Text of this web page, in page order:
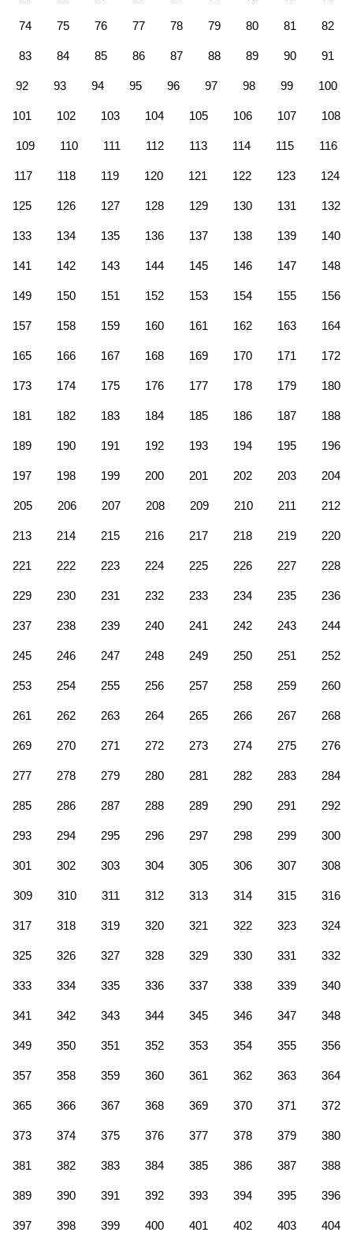
74 75 76 77 78 79 80 81 82
83 84 85 86 87 88 89 90 91
92 93 94 95 96 97 98 99 100
101 102 103 104 105 106 107 108
109 110 111 112 113 114 115 116
117 118 119 120 121 122 123 124
125 126 127 128 129 130 131 132
133 134 135 136 137 138 139 140
141 142 143 144 145 146 147 148
149 150 151 152 153 154 155 156
157 158 159 160 161 162 163 164
165 166 167 168 169 170 171 172
173 174 175 176 177 178 179 180
181 182 183 184 185 186 187 188
189 190 191 192 193 194 195 196
197 198 199 200 201 202 203 204
205 206 207 208 209 210 211 212
213 214 215 216 217 218 219 220
221 222 223 224 225 226 227 228
229 230 231 232 233 234 235 236
237 238 239 240 241 242 243 244
245 246 247 248 249 250 251 252
253 254 255 256 257 258 259 260
261 262 263 264 265 266 267 268
269 270 271 272 273 274 275 276
277 278 279 280 281 282 283 284
285 286 287 288 289 290 291 292
293 294 295 296 297 298 299 300
301 302 303 304 305 306 307 308
309 310 311 312 313 314 315 316
317 318 319 320 321 322 323 324
325 326 327 328 329 330 331 332
333 334 335 336 337 338 339 340
341 342 343 344 345 346 347 348
349 350 351 352 353 354 355 356
357 358 359 360 361 362 363 364
365 366 367 368 369 370 371 372
373 374 375 376 377 378 379 380
381 382 383 384 385 386 387 388
389 390 391 392 393 394 395 396
397 398 399 400 401 402 403 404